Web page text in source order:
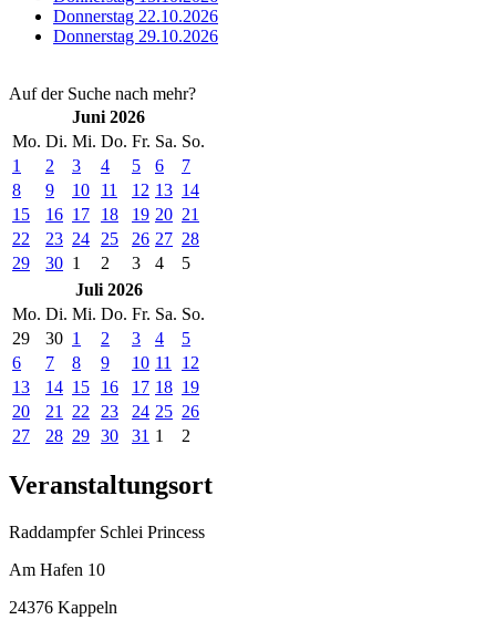
Donnerstag 22.10.2026
Donnerstag 29.10.2026
Auf der Suche nach mehr?
Juni 2026
Mo. Di. Mi. Do. Fr. Sa. So.
1
2 3 4 5 6
7
8
9 10 11 12 13 14
15
16 17 18 19 20 21
22
23 24 25 26 27 28
29
30 1 2 3 4
5
Juli 2026
Mo. Di. Mi. Do. Fr. Sa. So.
29
30 1 2 3 4
5
6
7 8 9 10 11
12
13
14 15 16 17 18 19
20
21 22 23 24 25 26
27
28 29 30 31 1 2
Veranstaltungsort
Raddampfer Schlei Princess
Am Hafen 10
24376 Kappeln